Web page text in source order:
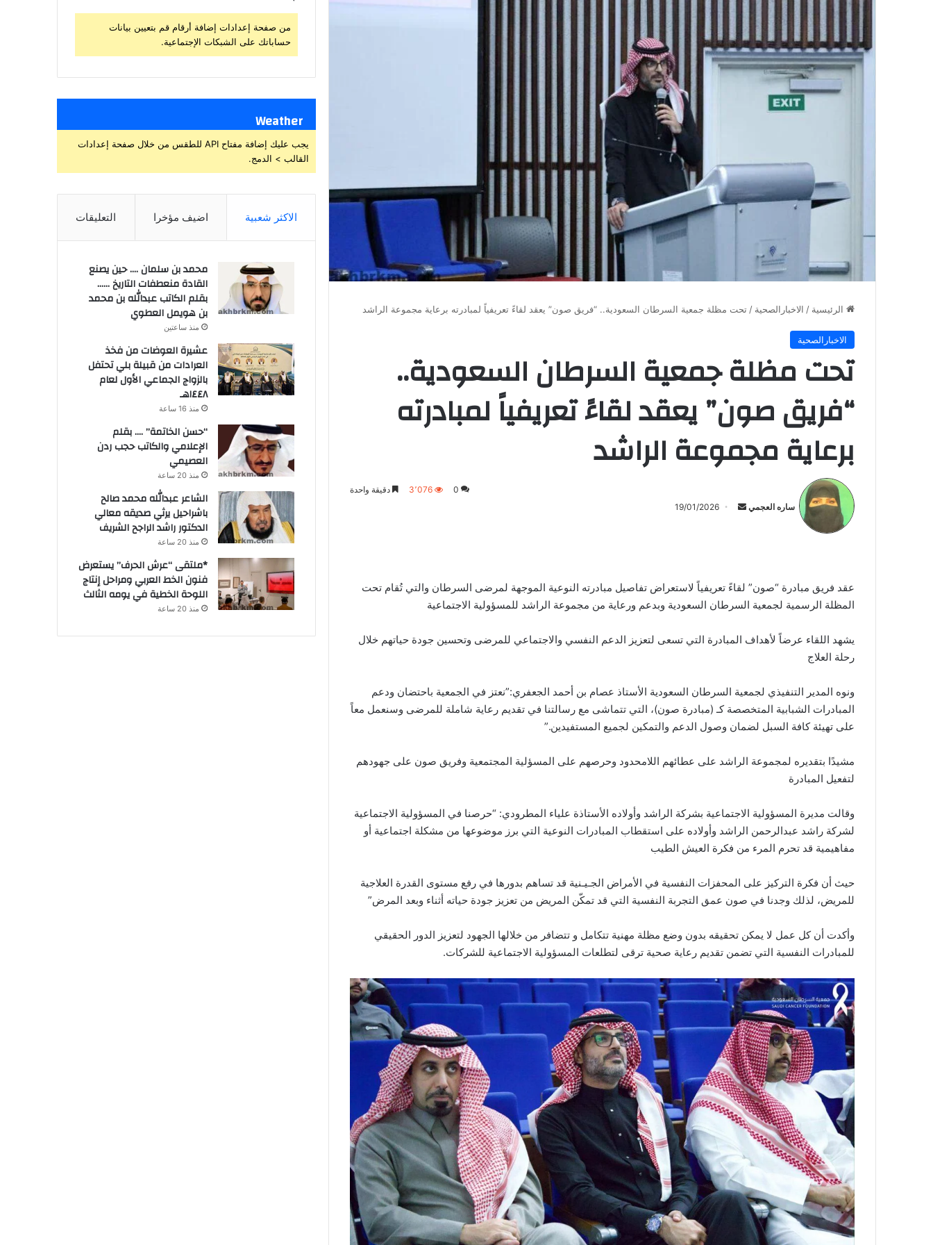
الرئيسية / الاخبارالصحية / تحت مظلة جمعية السرطان السعودية.. “فريق صون” يعقد لقاءً تعريفياً لمبادرته برعاية مجموعة الراشد
الاخبارالصحية
تحت مظلة جمعية السرطان السعودية..
“فريق صون” يعقد لقاءً تعريفياً لمبادرته
برعاية مجموعة الراشد
ساره العجمي
بريدا
19/01/2026
0 3٬076 دقيقة واحدة
عقد فريق مبادرة “صون” لقاءً تعريفياً لاستعراض تفاصيل مبادرته النوعية الموجهة لمرضى السرطان والتي تُقام تحت
المظلة الرسمية لجمعية السرطان السعودية وبدعم ورعاية من مجموعة الراشد للمسؤولية الاجتماعية
يشهد اللقاء عرضاً لأهداف المبادرة التي تسعى لتعزيز الدعم النفسي والاجتماعي للمرضى وتحسين جودة حياتهم خلال
رحلة العلاج
ونوه المدير التنفيذي لجمعية السرطان السعودية الأستاذ عصام بن أحمد الجعفري:”نعتز في الجمعية باحتضان ودعم
المبادرات الشبابية المتخصصة كـ (مبادرة صون)، التي تتماشى مع رسالتنا في تقديم رعاية شاملة للمرضى وسنعمل معاً
على تهيئة كافة السبل لضمان وصول الدعم والتمكين لجميع المستفيدين.”
مشيدًا بتقديره لمجموعة الراشد على عطائهم اللامحدود وحرصهم على المسؤلية المجتمعية وفريق صون على جهودهم
لتفعيل المبادرة
وقالت مديرة المسؤولية الاجتماعية بشركة الراشد وأولاده الأستاذة علياء المطرودي: “حرصنا في المسؤولية الاجتماعية
لشركة راشد عبدالرحمن الراشد وأولاده على استقطاب المبادرات النوعية التي برز موضوعها من مشكلة اجتماعية أو
مفاهيمية قد تحرم المرء من فكرة العيش الطيب
حيث أن فكرة التركيز على المحفزات النفسية في الأمراض الجـيـنية قد تساهم بدورها في رفع مستوى القدرة العلاجية
للمريض، لذلك وجدنا في صون عمق التجربة النفسية التي قد تمكّن المريض من تعزيز جودة حياته أثناء وبعد المرض”
وأكدت أن كل عمل لا يمكن تحقيقه بدون وضع مظلة مهنية تتكامل و تتضافر من خلالها الجهود لتعزيز الدور الحقيقي
للمبادرات النفسية التي تضمن تقديم رعاية صحية ترقى لتطلعات المسؤولية الاجتماعية للشركات.
من صفحة إعدادات إضافة أرقام قم بتعيين بيانات
حساباتك على الشبكات الإجتماعية.
Weather
يجب عليك إضافة مفتاح API للطقس من خلال صفحة إعدادات
القالب > الدمج.
الاكثر شعبية اضيف مؤخرا التعليقات
محمد بن سلمان .… حين يصنع
القادة منعطفات التاريخ ……
بقلم الكاتب عبدالله بن محمد
بن هويمل العطوي
منذ ساعتين
عشيرة العوضات من فخذ
العرادات من قبيلة بلي تحتفل
بالزواج الجماعي الأول لعام
١٤٤٨هـ
منذ 16 ساعة
“حسن الخاتمة” …. بقلم
الإعلامي والكاتب حجب ردن
العصيمي
منذ 20 ساعة
الشاعر عبدالله محمد صالح
باشراحيل يرثي صديقه معالي
الدكتور راشد الراجح الشريف
منذ 20 ساعة
*ملتقى “عرش الحرف” يستعرض
فنون الخط العربي ومراحل إنتاج
اللوحة الخطية في يومه الثالث
منذ 20 ساعة